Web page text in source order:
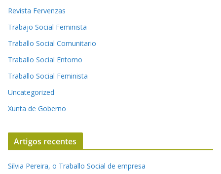
Revista Fervenzas
Trabajo Social Feminista
Traballo Social Comunitario
Traballo Social Entorno
Traballo Social Feminista
Uncategorized
Xunta de Goberno
Artigos recentes
Silvia Pereira, o Traballo Social de empresa